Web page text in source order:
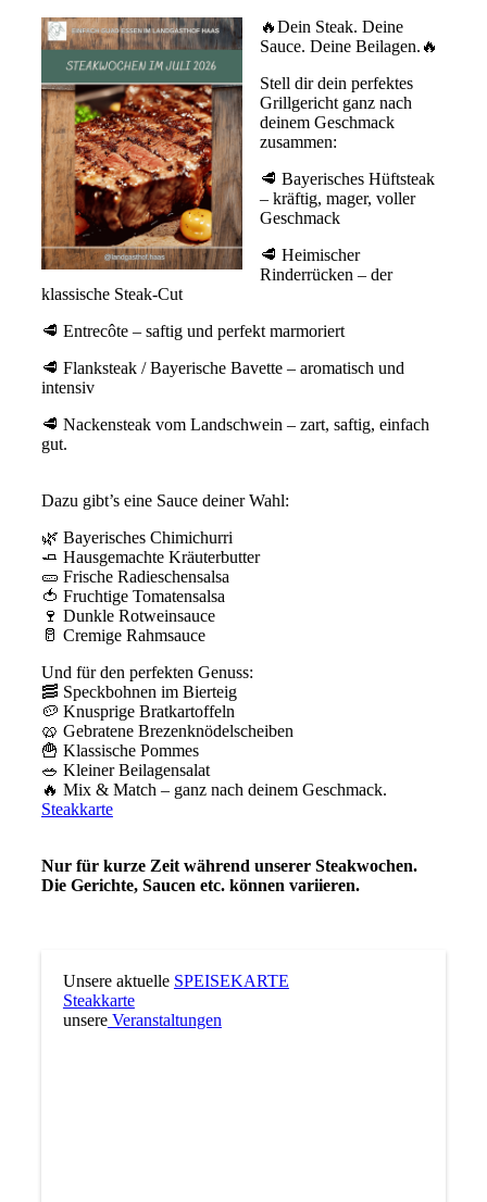
🔥Dein Steak. Deine
Sauce. Deine Beilagen.🔥
Stell dir dein perfektes
Grillgericht ganz nach
deinem Geschmack
zusammen:
🥩 Bayerisches Hüftsteak
– kräftig, mager, voller
Geschmack
🥩 Heimischer
Rinderrücken – der
klassische Steak-Cut
🥩 Entrecôte – saftig und perfekt marmoriert
🥩 Flanksteak / Bayerische Bavette – aromatisch und
intensiv
🥩 Nackensteak vom Landschwein – zart, saftig, einfach
gut.
Dazu gibt’s eine Sauce deiner Wahl:
🌿 Bayerisches Chimichurri
🧈 Hausgemachte Kräuterbutter
🥒 Frische Radieschensalsa
🍅 Fruchtige Tomatensalsa
🍷 Dunkle Rotweinsauce
🥛 Cremige Rahmsauce
Und für den perfekten Genuss:
🥓 Speckbohnen im Bierteig
🥔 Knusprige Bratkartoffeln
🥨 Gebratene Brezenknödelscheiben
🍟 Klassische Pommes
🥗 Kleiner Beilagensalat
🔥 Mix & Match – ganz nach deinem Geschmack.
Steakkarte
Nur für kurze Zeit während unserer Steakwochen.
Die Gerichte, Saucen etc. können variieren.
Unsere aktuelle SPEISEKARTE
Steakkarte
unsereVeranstaltungen